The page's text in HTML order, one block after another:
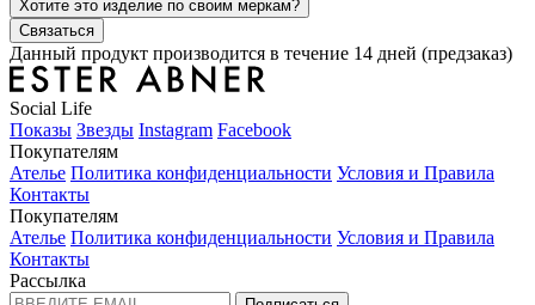
Хотите это изделие по своим меркам?
Связаться
Данный продукт производится в течение 14 дней (предзаказ)
Social Life
Показы Звезды Instagram Facebook
Покупателям
Ателье Политика конфиденциальности Условия и Правила
Контакты
Покупателям
Ателье Политика конфиденциальности Условия и Правила
Контакты
Рассылка